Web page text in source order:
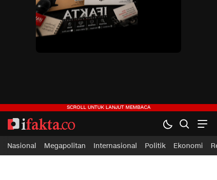
ifakta.co
#pastibenar
Nasional Megapolitan Internasional Politik Ekonomi